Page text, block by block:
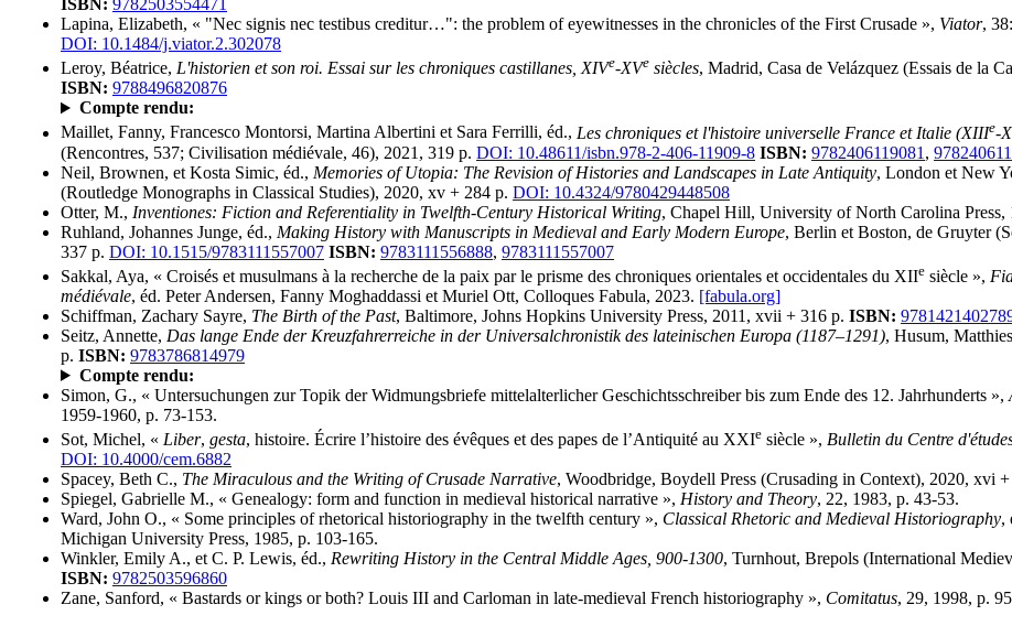
ISBN: 9782503554471
Lapina, Elizabeth, « "Nec signis nec testibus creditur…": the problem of eyewitnesses in the chronicles of the First Crusade », Viator,
DOI: 10.1484/j.viator.2.302078
Leroy, Béatrice, L'historien et son roi. Essai sur les chroniques castillanes, XIVe-XVe siècles, Madrid, Casa de Velázquez (Essais de la
ISBN: 9788496820876
Compte rendu:
Maillet, Fanny, Francesco Montorsi, Martina Albertini et Sara Ferrilli, éd., Les chroniques et l'histoire universelle France et Italie (XIIIe-
(Rencontres, 537; Civilisation médiévale, 46), 2021, 319 p. DOI: 10.48611/isbn.978-2-406-11909-8 ISBN: 9782406119081 ,
Neil, Brownen, et Kosta Simic, éd., Memories of Utopia: The Revision of Histories and Landscapes in Late Antiquity, London et New
(Routledge Monographs in Classical Studies), 2020, xv + 284 p. DOI: 10.4324/9780429448508
Otter, M., Inventiones: Fiction and Referentiality in Twelfth-Century Historical Writing, Chapel Hill, University of North Carolina Press,
Ruhland, Johannes Junge, éd., Making History with Manuscripts in Medieval and Early Modern Europe, Berlin et Boston, de Gruyter
337 p. DOI: 10.1515/9783111557007 ISBN: 9783111556888, 9783111557007
Sakkal, Aya, « Croisés et musulmans à la recherche de la paix par le prisme des chroniques orientales et occidentales du XIIe siècle »,
médiévale, éd. Peter Andersen, Fanny Moghaddassi et Muriel Ott, Colloques Fabula, 2023. [fabula.org]
Schiffman, Zachary Sayre, The Birth of the Past, Baltimore, Johns Hopkins University Press, 2011, xvii + 316 p. ISBN:
Seitz, Annette, Das lange Ende der Kreuzfahrerreiche in der Universalchronistik des lateinischen Europa (1187–1291), Husum,
p. ISBN: 9783786814979
Compte rendu:
Simon, G., « Untersuchungen zur Topik der Widmungsbriefe mittelalterlicher Geschichtsschreiber bis zum Ende des 12. Jahrhunderts »,
1959-1960, p. 73-153.
Sot, Michel, « Liber, gesta, histoire. Écrire l’histoire des évêques et des papes de l’Antiquité au XXIe siècle », Bulletin du Centre
DOI: 10.4000/cem.6882
Spacey, Beth C., The Miraculous and the Writing of Crusade Narrative, Woodbridge, Boydell Press (Crusading in Context), 2020, xvi
Spiegel, Gabrielle M., « Genealogy: form and function in medieval historical narrative », History and Theory, 22, 1983, p. 43-53.
Ward, John O., « Some principles of rhetorical historiography in the twelfth century », Classical Rhetoric and Medieval Historiography,
Michigan University Press, 1985, p. 103-165.
Winkler, Emily A., et C. P. Lewis, éd., Rewriting History in the Central Middle Ages, 900-1300, Turnhout, Brepols (International
ISBN: 9782503596860
Zane, Sanford, « Bastards or kings or both? Louis III and Carloman in late-medieval French historiography », Comitatus, 29, 1998, p.